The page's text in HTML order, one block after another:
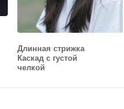
Длинная стрижка
Каскад с густой
челкой